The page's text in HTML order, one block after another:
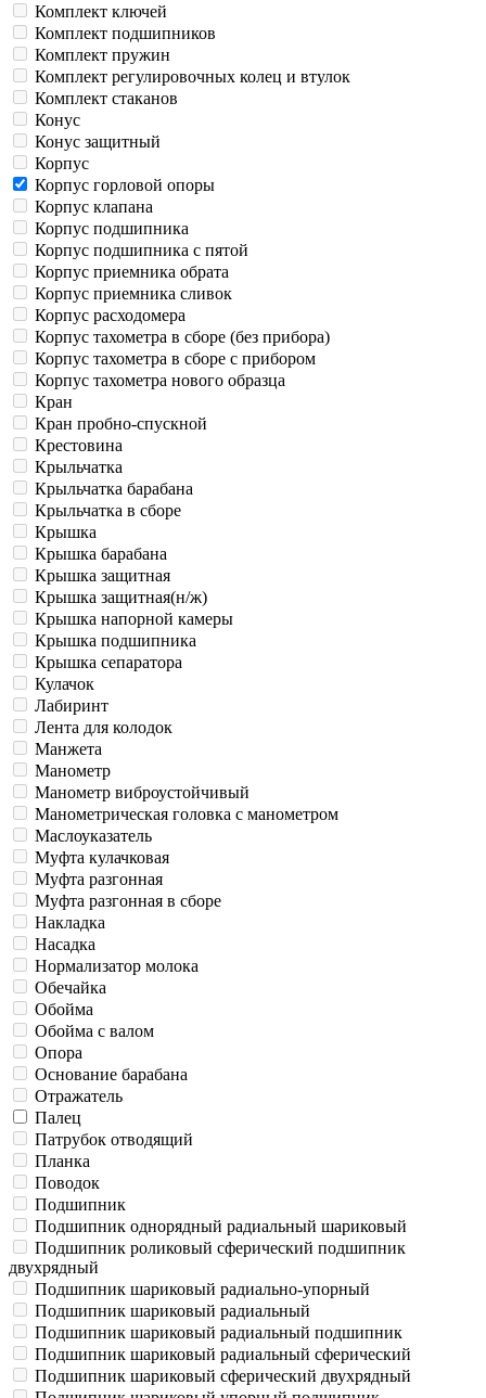
Комплект ключей
Комплект подшипников
Комплект пружин
Комплект регулировочных колец и втулок
Комплект стаканов
Конус
Конус защитный
Корпус
Корпус горловой опоры
Корпус клапана
Корпус подшипника
Корпус подшипника с пятой
Корпус приемника обрата
Корпус приемника сливок
Корпус расходомера
Корпус тахометра в сборе (без прибора)
Корпус тахометра в сборе с прибором
Корпус тахометра нового образца
Кран
Кран пробно-спускной
Крестовина
Крыльчатка
Крыльчатка барабана
Крыльчатка в сборе
Крышка
Крышка барабана
Крышка защитная
Крышка защитная(н/ж)
Крышка напорной камеры
Крышка подшипника
Крышка сепаратора
Кулачок
Лабиринт
Лента для колодок
Манжета
Манометр
Манометр виброустойчивый
Манометрическая головка c манометром
Маслоуказатель
Муфта кулачковая
Муфта разгонная
Муфта разгонная в сборе
Накладка
Насадка
Нормализатор молока
Обечайка
Обойма
Обойма с валом
Опора
Основание барабана
Отражатель
Палец
Патрубок отводящий
Планка
Поводок
Подшипник
Подшипник однорядный радиальный шариковый
Подшипник роликовый сферический подшипник
двухрядный
Подшипник шариковый радиально-упорный
Подшипник шариковый радиальный
Подшипник шариковый радиальный подшипник
Подшипник шариковый радиальный сферический
Подшипник шариковый сферический двухрядный